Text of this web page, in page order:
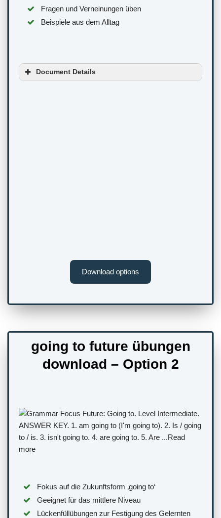
Fragen und Verneinungen üben
Beispiele aus dem Alltag
Document Details
Download options
going to future übungen
download – Option 2
Fokus auf die Zukunftsform ‚going to‘
Geeignet für das mittlere Niveau
Lückenfüllübungen zur Festigung des Gelernten